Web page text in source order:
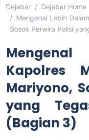
Dejabar Dejabar Home
Mengenal Lebih
Sosok Perwira Polisi
Kapolres
Mariyono,
yang
(Bagian 3)